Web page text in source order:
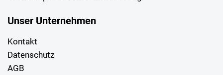
Unser Unternehmen
Kontakt
Datenschutz
AGB